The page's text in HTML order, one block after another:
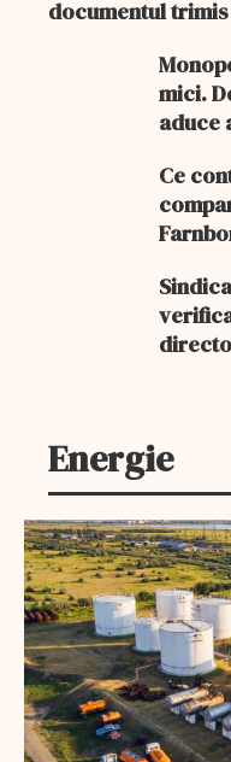
documentul trimis
mici.
aduce
Ce
Energie